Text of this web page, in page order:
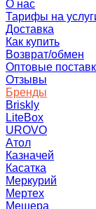
О нас
Тарифы на
Доставка
Как купить
Возврат/обмен
Оптовые
Отзывы
Бренды
Briskly
LiteBox
UROVO
Атол
Казначей
Касатка
Меркурий
Мертех
Мещера